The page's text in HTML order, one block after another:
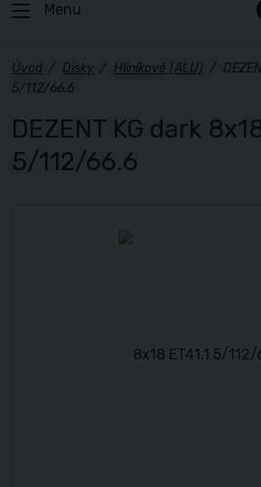
Menu
Úvod / Disky / Hliníkové (ALU) /
5/112/66.6
DEZENT KG dark
5/112/66.6